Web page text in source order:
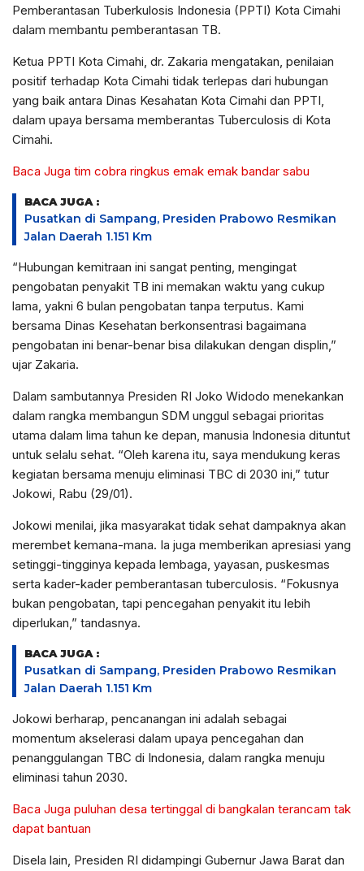
Pemberantasan Tuberkulosis Indonesia (PPTI) Kota Cimahi
dalam membantu pemberantasan TB.
Ketua PPTI Kota Cimahi, dr. Zakaria mengatakan, penilaian
positif terhadap Kota Cimahi tidak terlepas dari hubungan
yang baik antara Dinas Kesahatan Kota Cimahi dan PPTI,
dalam upaya bersama memberantas Tuberculosis di Kota
Cimahi.
Baca Juga tim cobra ringkus emak emak bandar sabu
BACA JUGA :
Pusatkan di Sampang, Presiden Prabowo Resmikan
Jalan Daerah 1.151 Km
“Hubungan kemitraan ini sangat penting, mengingat
pengobatan penyakit TB ini memakan waktu yang cukup
lama, yakni 6 bulan pengobatan tanpa terputus. Kami
bersama Dinas Kesehatan berkonsentrasi bagaimana
pengobatan ini benar-benar bisa dilakukan dengan displin,”
ujar Zakaria.
Dalam sambutannya Presiden RI Joko Widodo menekankan
dalam rangka membangun SDM unggul sebagai prioritas
utama dalam lima tahun ke depan, manusia Indonesia dituntut
untuk selalu sehat. “Oleh karena itu, saya mendukung keras
kegiatan bersama menuju eliminasi TBC di 2030 ini,” tutur
Jokowi, Rabu (29/01).
Jokowi menilai, jika masyarakat tidak sehat dampaknya akan
merembet kemana-mana. Ia juga memberikan apresiasi yang
setinggi-tingginya kepada lembaga, yayasan, puskesmas
serta kader-kader pemberantasan tuberculosis. “Fokusnya
bukan pengobatan, tapi pencegahan penyakit itu lebih
diperlukan,” tandasnya.
BACA JUGA :
Pusatkan di Sampang, Presiden Prabowo Resmikan
Jalan Daerah 1.151 Km
Jokowi berharap, pencanangan ini adalah sebagai
momentum akselerasi dalam upaya pencegahan dan
penanggulangan TBC di Indonesia, dalam rangka menuju
eliminasi tahun 2030.
Baca Juga puluhan desa tertinggal di bangkalan terancam tak
dapat bantuan
Disela lain, Presiden RI didampingi Gubernur Jawa Barat dan